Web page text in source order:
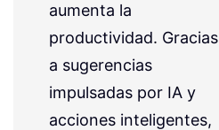
aumenta la
productividad. Gracias
a sugerencias
impulsadas por IA y
acciones inteligentes,